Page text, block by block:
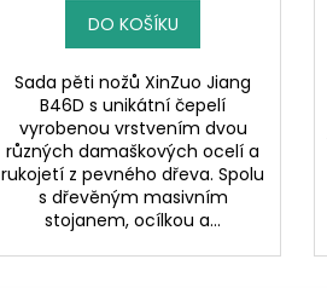
DO KOŠÍKU
Sada pěti nožů XinZuo Jiang
B46D s unikátní čepelí
vyrobenou vrstvením dvou
různých damaškových ocelí a
rukojetí z pevného dřeva. Spolu
s dřevěným masivním
stojanem, ocílkou a...